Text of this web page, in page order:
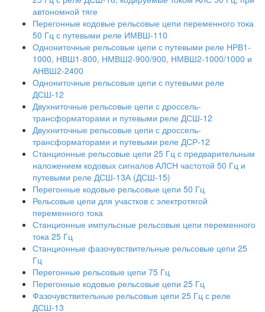
автономной тяге
Перегонные кодовые рельсовые цепи переменного тока
50 Гц с путевыми реле ИМВШ-110
Однониточные рельсовые цепи с путевыми реле НРВ1-
1000, НВШ1-800, НМВШ2-900/900, НМВШ2-1000/1000 и
АНВШ2-2400
Однониточные рельсовые цепи с путевыми реле
ДСШ-12
Двухниточные рельсовые цепи с дроссель-
трансформаторами и путевыми реле ДСШ-12
Двухниточные рельсовые цепи с дроссель-
трансформаторами и путевыми реле ДСР-12
Станционные рельсовые цепи 25 Гц с предварительным
наложением кодовых сигналов АЛСН частотой 50 Гц и
путевыми реле ДСШ-13А (ДСШ-15)
Перегонные кодовые рельсовые цепи 50 Гц
Рельсовые цепи для участков с электротягой
переменного тока
Станционные импульсные рельсовые цепи переменного
тока 25 Гц
Станционные фазочувствительные рельсовые цепи 25
Гц
Перегонные рельсовые цепи 75 Гц
Перегонные кодовые рельсовые цепи 25 Гц
Фазочувствительные рельсовые цепи 25 Гц с реле
ДСШ-13